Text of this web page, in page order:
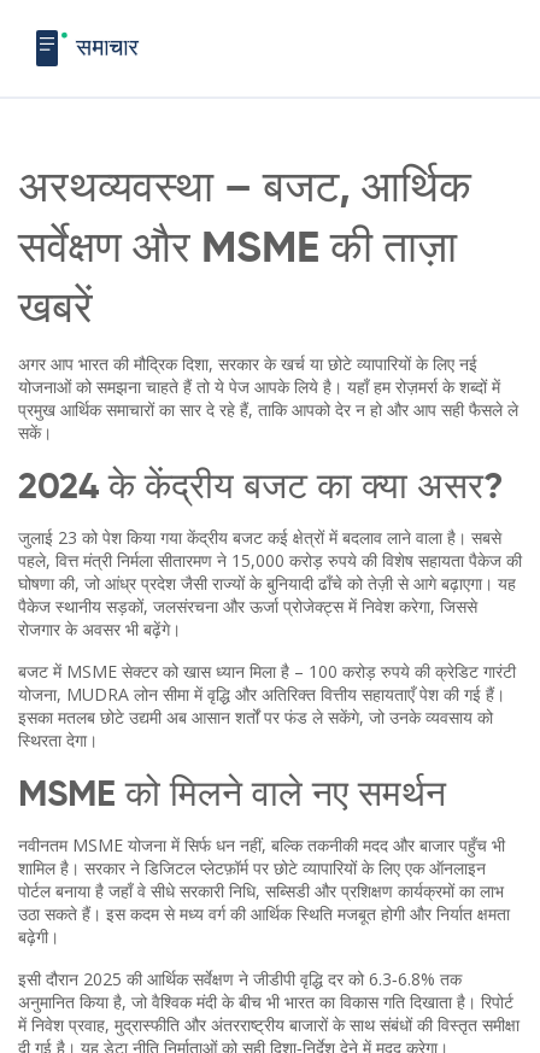
अरथव्यवस्था – बजट, आर्थिक
सर्वेक्षण और MSME की ताज़ा
खबरें
अगर आप भारत की मौद्रिक दिशा, सरकार के खर्च या छोटे व्यापारियों के लिए नई
योजनाओं को समझना चाहते हैं तो ये पेज आपके लिये है। यहाँ हम रोज़मर्रा के शब्दों में
प्रमुख आर्थिक समाचारों का सार दे रहे हैं, ताकि आपको देर न हो और आप सही फैसले ले
सकें।
2024 के केंद्रीय बजट का क्या असर?
जुलाई 23 को पेश किया गया केंद्रीय बजट कई क्षेत्रों में बदलाव लाने वाला है। सबसे
पहले, वित्त मंत्री निर्मला सीतारमण ने 15,000 करोड़ रुपये की विशेष सहायता पैकेज की
घोषणा की, जो आंध्र प्रदेश जैसी राज्यों के बुनियादी ढाँचे को तेज़ी से आगे बढ़ाएगा। यह
पैकेज स्थानीय सड़कों, जलसंरचना और ऊर्जा प्रोजेक्ट्स में निवेश करेगा, जिससे
रोजगार के अवसर भी बढ़ेंगे।
बजट में MSME सेक्टर को खास ध्यान मिला है – 100 करोड़ रुपये की क्रेडिट गारंटी
योजना, MUDRA लोन सीमा में वृद्धि और अतिरिक्त वित्तीय सहायताएँ पेश की गई हैं।
इसका मतलब छोटे उद्यमी अब आसान शर्तों पर फंड ले सकेंगे, जो उनके व्यवसाय को
स्थिरता देगा।
MSME को मिलने वाले नए समर्थन
नवीनतम MSME योजना में सिर्फ धन नहीं, बल्कि तकनीकी मदद और बाजार पहुँच भी
शामिल है। सरकार ने डिजिटल प्लेटफ़ॉर्म पर छोटे व्यापारियों के लिए एक ऑनलाइन
पोर्टल बनाया है जहाँ वे सीधे सरकारी निधि, सब्सिडी और प्रशिक्षण कार्यक्रमों का लाभ
उठा सकते हैं। इस कदम से मध्य वर्ग की आर्थिक स्थिति मजबूत होगी और निर्यात क्षमता
बढ़ेगी।
इसी दौरान 2025 की आर्थिक सर्वेक्षण ने जीडीपी वृद्धि दर को 6.3‑6.8% तक
अनुमानित किया है, जो वैश्विक मंदी के बीच भी भारत का विकास गति दिखाता है। रिपोर्ट
में निवेश प्रवाह, मुद्रास्फीति और अंतरराष्ट्रीय बाजारों के साथ संबंधों की विस्तृत समीक्षा
दी गई है। यह डेटा नीति निर्माताओं को सही दिशा‑निर्देश देने में मदद करेगा।